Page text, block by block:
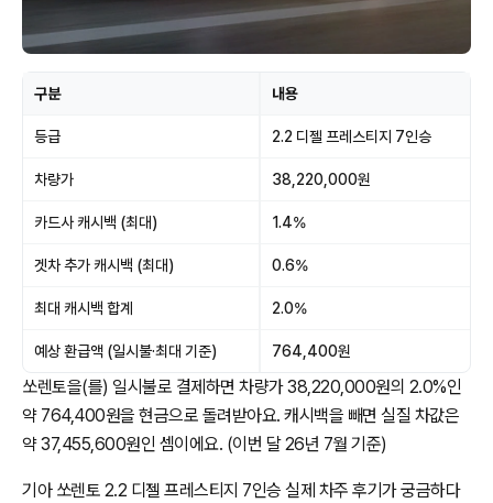
구분 내용
등급 2.2 디젤 프레스티지 7인승
차량가 38,220,000원
카드사 캐시백 (최대) 1.4%
겟차 추가 캐시백 (최대) 0.6%
최대 캐시백 합계 2.0%
예상 환급액 (일시불·최대 기준) 764,400원
쏘렌토을(를) 일시불로 결제하면 차량가 38,220,000원의 2.0%인
약 764,400원을 현금으로 돌려받아요. 캐시백을 빼면 실질 차값은
약 37,455,600원인 셈이에요. (이번 달 26년 7월 기준)
기아 쏘렌토 2.2 디젤 프레스티지 7인승 실제 차주 후기가 궁금하다